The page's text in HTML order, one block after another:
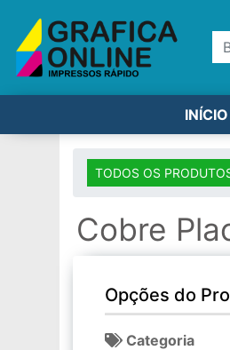
INÍCIO
TODOS OS
Cobre
Opções do
Categoria